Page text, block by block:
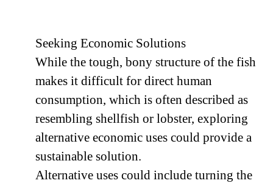
Seeking Economic Solutions
While the tough, bony structure of the fish
makes it difficult for direct human
consumption, which is often described as
resembling shellfish or lobster, exploring
alternative economic uses could provide a
sustainable solution.
Alternative uses could include turning the